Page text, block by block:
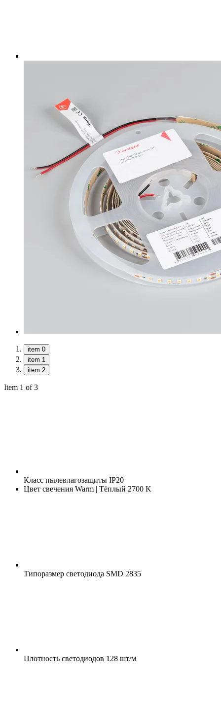
item 0
item 1
item 2
Item 1 of 3
Класс пылевлагозащиты IP20
Цвет свечения Warm | Тёплый 2700 K
Типоразмер светодиода SMD 2835
Плотность светодиодов 128 шт/м